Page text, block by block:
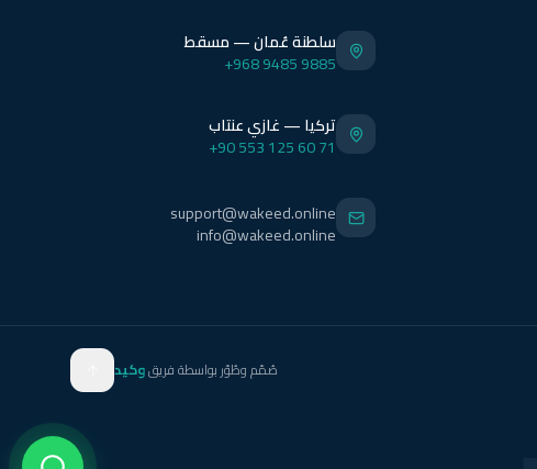
سلطنة عُمان — مسقط
+968 9485 9885
تركيا — غازي عنتاب
+90 553 125 60 71
support@wakeed.online
info@wakeed.online
صُمّم وطُوّر بواسطة فريقوكيد